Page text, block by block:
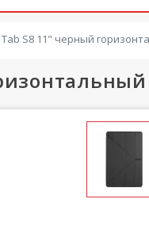
S8 11" черный